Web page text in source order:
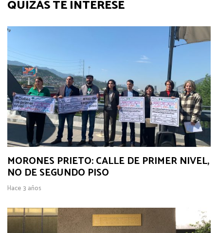
QUIZÁS TE INTERESE
MORONES PRIETO: CALLE DE PRIMER NIVEL,
NO DE SEGUNDO PISO
Hace 3 años